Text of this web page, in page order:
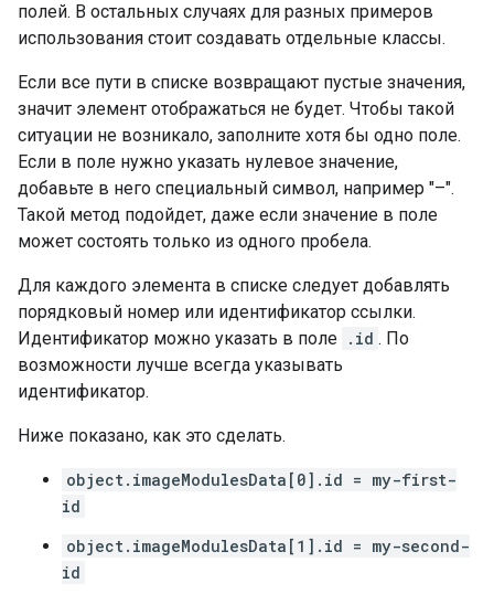
полей. В остальных случаях для разных примеров
использования стоит создавать отдельные классы.
Если все пути в списке возвращают пустые значения,
значит элемент отображаться не будет. Чтобы такой
ситуации не возникало, заполните хотя бы одно поле.
Если в поле нужно указать нулевое значение,
добавьте в него специальный символ, например "–".
Такой метод подойдет, даже если значение в поле
может состоять только из одного пробела.
Для каждого элемента в списке следует добавлять
порядковый номер или идентификатор ссылки.
Идентификатор можно указать в поле .id . По
возможности лучше всегда указывать
идентификатор.
Ниже показано, как это сделать.
object.imageModulesData[0].id = my-first-
id
object.imageModulesData[1].id = my-second-
id